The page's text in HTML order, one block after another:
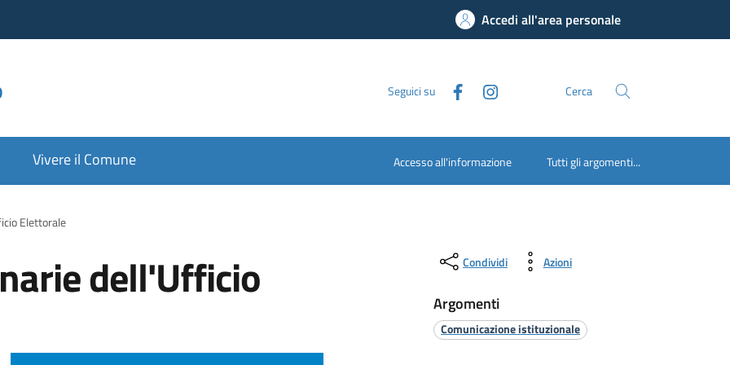
Accedi all'area personale
Seguici su Cerca
Vivere il Comune Accesso all'informazione Tutti gli argomenti...
Elettorale
dell'Ufficio Condividi Azioni
Argomenti
Comunicazione istituzionale